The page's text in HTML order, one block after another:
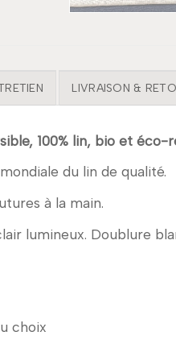
LIVRAISON &
100% lin, bio et éco-
du lin de qualité.
à la main.
lumineux. Doublure
choix